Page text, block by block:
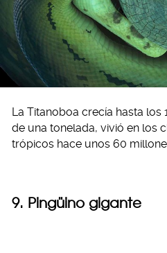
La Titanoboa crecía hasta los
de una tonelada, vivió en los
trópicos hace unos 60
9. Pingüino gigante